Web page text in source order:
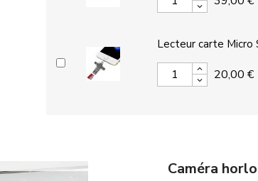
Lecteur carte Micro
20,00 €
Caméra